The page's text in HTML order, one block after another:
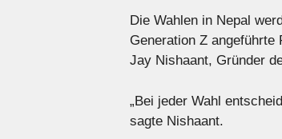
Die Wahlen in Nepal
Generation Z
Jay Nishaant, Gründer
„Bei jeder Wahl
sagte Nishaant.